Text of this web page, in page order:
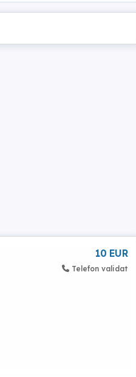
10 EUR
Telefon validat